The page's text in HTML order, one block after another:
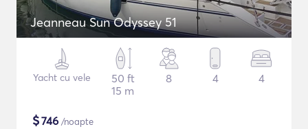
Jeanneau Sun Odyssey 51
Yacht cu vele
50 ft
15 m
8 4 4
$746 /noapte